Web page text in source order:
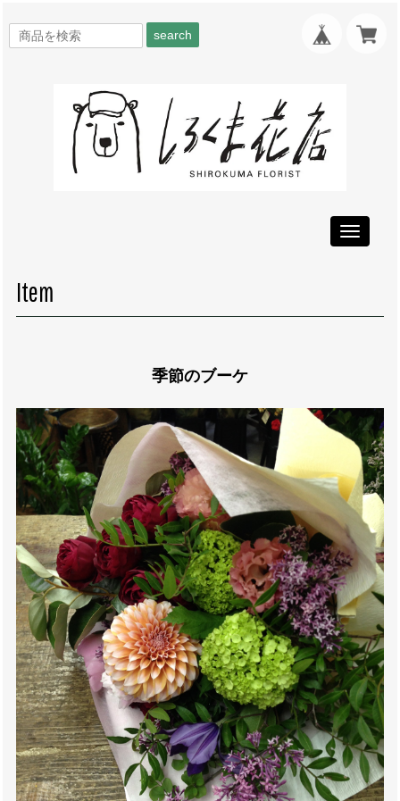
search
Toggle
Item
季節のブーケ